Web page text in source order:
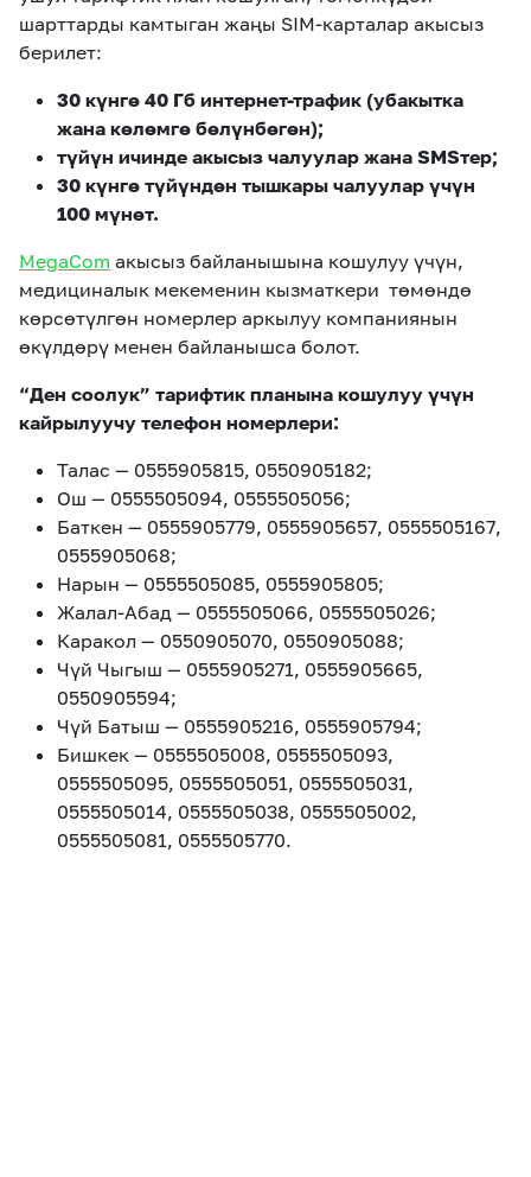
шарттарды камтыган жаңы SIM-карталар акысыз
берилет:
30 күнгө 40 Гб интернет-трафик (убакытка
жана көлөмгө бөлүнбөгөн);
түйүн ичинде акысыз чалуулар жана SMSтер;
30 күнгө түйүндөн тышкары чалуулар үчүн
100 мүнөт.
MegaCom акысыз байланышына кошулуу үчүн,
медициналык мекеменин кызматкери төмөндө
көрсөтүлгөн номерлер аркылуу компаниянын
өкүлдөрү менен байланышса болот.
“Ден соолук” тарифтик планына кошулуу үчүн
кайрылуучу телефон номерлери:
Талас — 0555905815, 0550905182;
Ош — 0555505094, 0555505056;
Баткен — 0555905779, 0555905657, 0555505167,
0555905068;
Нарын — 0555505085, 0555905805;
Жалал-Абад — 0555505066, 0555505026;
Каракол — 0550905070, 0550905088;
Чүй Чыгыш — 0555905271, 0555905665,
0550905594;
Чүй Батыш — 0555905216, 0555905794;
Бишкек — 0555505008, 0555505093,
0555505095, 0555505051, 0555505031,
0555505014, 0555505038, 0555505002,
0555505081, 0555505770.